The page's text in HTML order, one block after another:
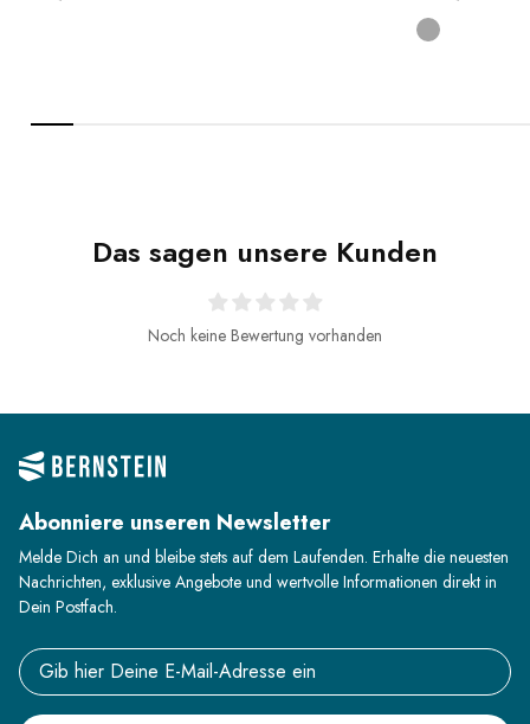
Das sagen unsere Kunden
Noch keine Bewertung vorhanden
Abonniere unseren Newsletter
Melde Dich an und bleibe stets auf dem Laufenden. Erhalte die neuesten
Nachrichten, exklusive Angebote und wertvolle Informationen direkt in
Dein Postfach.
Email address